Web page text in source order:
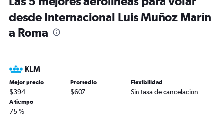
desde Internacional Luis Muñoz Marín
a Roma
KLM
Mejor precio
$394
Promedio
$607
Flexibilidad
Sin tasa de cancelación
A tiempo
75 %